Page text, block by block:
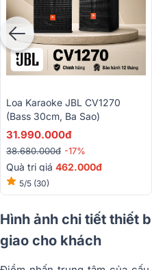
Loa Karaoke JBL CV1270
(bass 30cm, Ba Sao)
31.990.000đ
38.680.000đ -17%
Quà trị giá 462.000đ
5/5 (30)
Hình ảnh chi tiết thiết
giao cho khách